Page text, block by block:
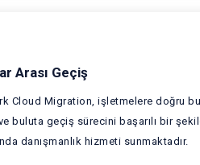
Arası Geçiş
Cloud Migration, işletmelere doğru
buluta geçiş sürecini başarılı bir
danışmanlık hizmeti sunmaktadır.